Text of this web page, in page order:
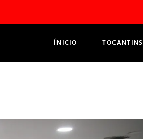
ÍNICIO TOCANTINS